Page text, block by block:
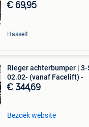
€ 69,95
Hasselt
Rieger achterbumper | 3-
02.02- (vanaf Facelift) -
€ 344,69
Bezoek website